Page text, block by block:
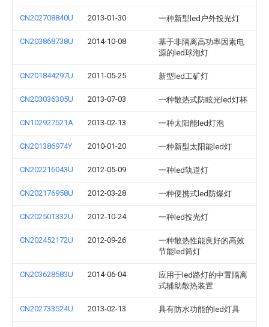
CN202708840U 2013-01-30 一种新型led户外投光灯
CN203868738U 2014-10-08
基于非隔离高功率因素电
源的led球泡灯
CN201844297U 2011-05-25 新型led工矿灯
CN203036305U 2013-07-03 一种散热式防眩光led灯杯
CN102927521A 2013-02-13 一种太阳能led灯泡
CN201386974Y 2010-01-20 一种新型太阳能led灯
CN202216043U 2012-05-09 一种led轨道灯
CN202176958U 2012-03-28 一种便携式led防爆灯
CN202501332U 2012-10-24 一种led投光灯
CN202452172U 2012-09-26
一种散热性能良好的高效
节能led筒灯
CN203628583U 2014-06-04
应用于led路灯的中置隔离
式辅助散热装置
CN202733524U 2013-02-13 具有防水功能的led灯具